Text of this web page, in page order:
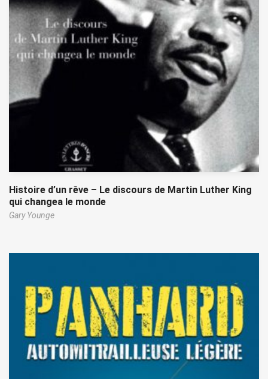
Histoire d’un rêve – Le discours de Martin Luther King
qui changea le monde
Gary Younge